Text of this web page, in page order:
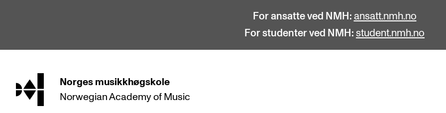
For ansatte ved NMH: ansatt.nmh.no
For studenter ved NMH: student.nmh.no
hjem Norges musikkhøgskole
Norwegian Academy of Music
STUDIER